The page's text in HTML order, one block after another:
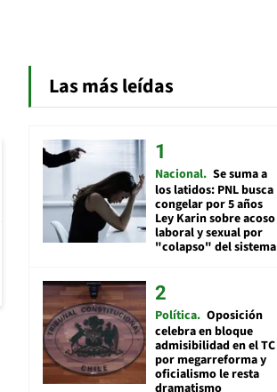
Las más leídas
Nacional Se suma a
los latidos: PNL busca
congelar por 5 años
Ley Karin sobre acoso
laboral y sexual por
"colapso" del sistema
Política Oposición
celebra en bloque
admisibilidad en el TC
por megarreforma y
oficialismo le resta
dramatismo